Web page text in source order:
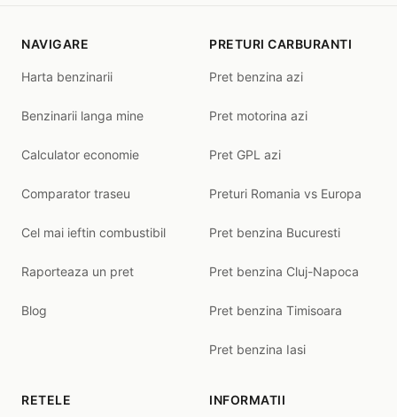
NAVIGARE
Harta benzinarii
Benzinarii langa mine
Calculator economie
Comparator traseu
Cel mai ieftin combustibil
Raporteaza un pret
Blog
PRETURI CARBURANTI
Pret benzina azi
Pret motorina azi
Pret GPL azi
Preturi Romania vs Europa
Pret benzina Bucuresti
Pret benzina Cluj-Napoca
Pret benzina Timisoara
Pret benzina Iasi
RETELE INFORMATII